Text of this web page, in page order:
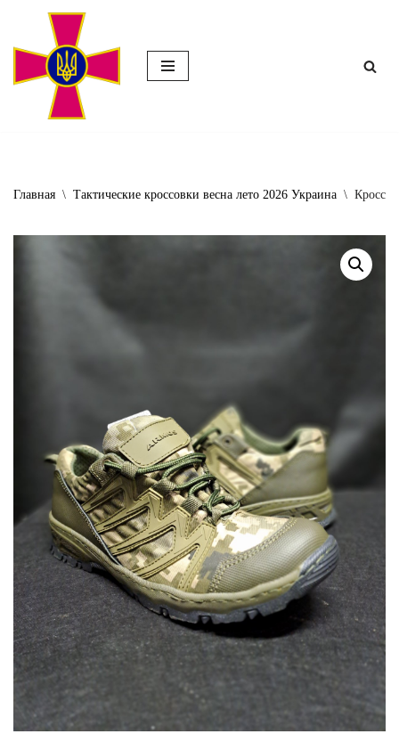
Перейти
содержимому
Главная \ Тактические кроссовки весна лето 2026 Украина \